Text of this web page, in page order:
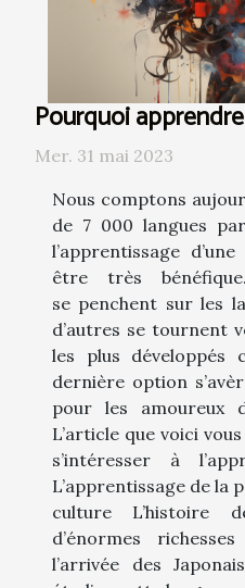
Pourquoi
Mer. 31 mai 2023
Nous comptons
de 7 000 langues
l’apprentissage
être très
se penchent sur les
d’autres se tournent
les plus développés
dernière option
pour les amoureux
L’article que voici
s’intéresser à
L’apprentissage de la
culture L’histoire
d’énormes
l’arrivée des